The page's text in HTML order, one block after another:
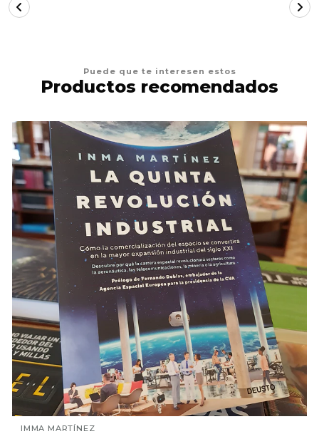
Puede que te interesen estos
Productos recomendados
IMMA MARTÍNEZ